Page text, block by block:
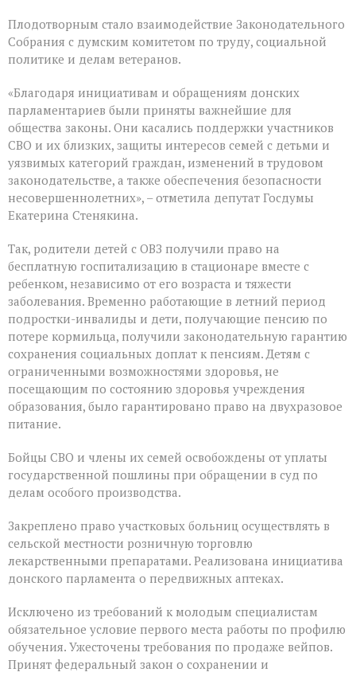
Плодотворным стало взаимодействие Законодательного
Собрания с думским комитетом по труду, социальной
политике и делам ветеранов.
«Благодаря инициативам и обращениям донских
парламентариев были приняты важнейшие для
общества законы. Они касались поддержки участников
СВО и их близких, защиты интересов семей с детьми и
уязвимых категорий граждан, изменений в трудовом
законодательстве, а также обеспечения безопасности
несовершеннолетних», – отметила депутат Госдумы
Екатерина Стенякина.
Так, родители детей с ОВЗ получили право на
бесплатную госпитализацию в стационаре вместе с
ребенком, независимо от его возраста и тяжести
заболевания. Временно работающие в летний период
подростки-инвалиды и дети, получающие пенсию по
потере кормильца, получили законодательную гарантию
сохранения социальных доплат к пенсиям. Детям с
ограниченными возможностями здоровья, не
посещающим по состоянию здоровья учреждения
образования, было гарантировано право на двухразовое
питание.
Бойцы СВО и члены их семей освобождены от уплаты
государственной пошлины при обращении в суд по
делам особого производства.
Закреплено право участковых больниц осуществлять в
сельской местности розничную торговлю
лекарственными препаратами. Реализована инициатива
донского парламента о передвижных аптеках.
Исключено из требований к молодым специалистам
обязательное условие первого места работы по профилю
обучения. Ужесточены требования по продаже вейпов.
Принят федеральный закон о сохранении и